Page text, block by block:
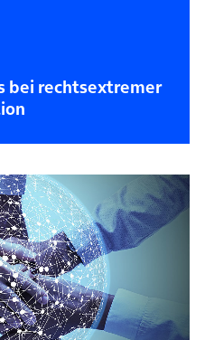
bei rechtsextremer